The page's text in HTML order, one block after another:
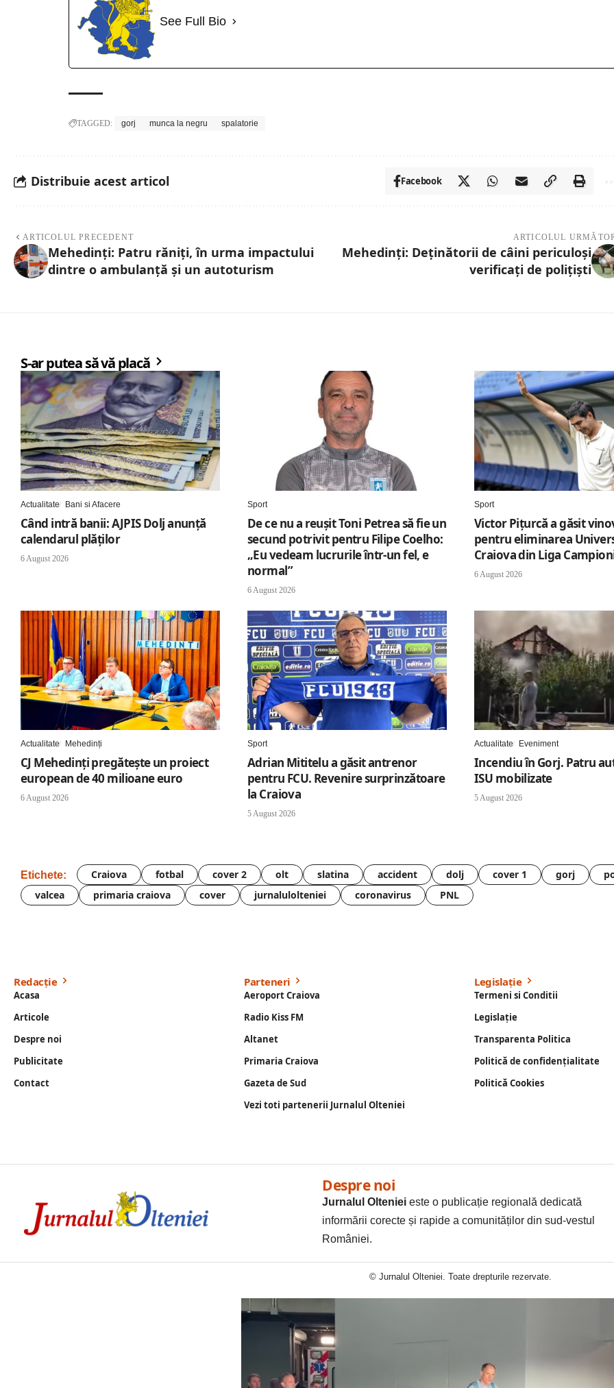
See Full Bio
TAGGED: gorj munca la negru spalatorie
Distribuie acest articol Facebook
ARTICOLUL PRECEDENT
Mehedinți: Patru răniți, în urma impactului
dintre o ambulanță și un autoturism
ARTICOLUL
Mehedinți: Deținătorii de câini periculoși
verificați de polițiști
S-ar putea să vă placă
Actualitate Bani si Afacere
Când intră banii: AJPIS Dolj anunță
calendarul plăților
6 August 2026
Sport
De ce nu a reușit Toni Petrea să fie un
secund potrivit pentru Filipe Coelho:
„Eu vedeam lucrurile într-un fel, e
normal”
6 August 2026
Sport
Victor Pițurcă a găsit
pentru eliminarea
Craiova din Liga
6 August 2026
Actualitate Mehedinți
CJ Mehedinți pregătește un proiect
european de 40 milioane euro
6 August 2026
Sport
Adrian Mititelu a găsit antrenor
pentru FCU. Revenire surprinzătoare
la Craiova
5 August 2026
Actualitate Eveniment
Incendiu în Gorj. Patru
ISU mobilizate
5 August 2026
Etichete: Craiova fotbal cover 2 olt slatina accident dolj cover 1 gorj
valcea
primaria craiova cover jurnalulolteniei coronavirus PNL
Redacție
Acasa
Articole
Despre noi
Publicitate
Contact
Parteneri
Aeroport Craiova
Radio Kiss FM
Altanet
Primaria Craiova
Gazeta de Sud
Vezi toti partenerii Jurnalul Olteniei
Legislație
Termeni si Conditii
Legislație
Transparenta Politica
Politică de confidențialitate
Politică Cookies
Despre noi
Jurnalul Olteniei este o publicație regională dedicată
informării corecte și rapide a comunităților din sud-vestul
României.
© Jurnalul Olteniei. Toate drepturile rezervate.